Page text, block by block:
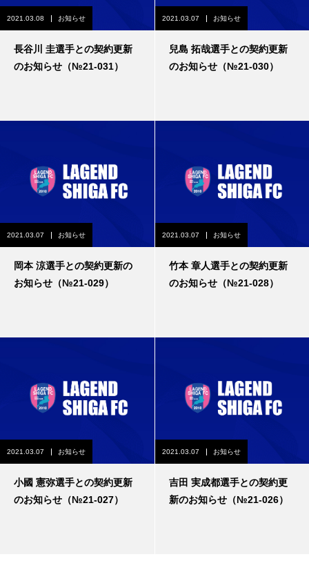
2021.03.08 お知らせ
長谷川 圭選手との契約更新
のお知らせ（№21-031）
2021.03.07 お知らせ
兒島 拓哉選手との契約更新
のお知らせ（№21-030）
2021.03.07 お知らせ
岡本 涼選手との契約更新の
お知らせ（№21-029）
2021.03.07 お知らせ
竹本 章人選手との契約更新
のお知らせ（№21-028）
2021.03.07 お知らせ
小國 憲弥選手との契約更新
のお知らせ（№21-027）
2021.03.07 お知らせ
吉田 実成都選手との契約更
新のお知らせ（№21-026）